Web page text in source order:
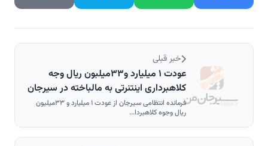
خبر قبلی
عودت ۱ میلیارد و۳۳میلبون ریال وجه
کلاهبرداری اینتنرتی به مالباخته در سیرجان
فرمانده انتظامی سیرجان از عودت ۱ میلیارد و ۳۳میلیون
ریال وجوه کلاهبردا...